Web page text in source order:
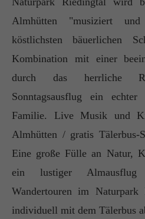
Almhütten "musiziert
köstlichsten bäuerlichen
Kombination mit einer
durch das herrliche
Sonntagsausflug ein
Familie. Live Musik und
Almhütten / gratis Tälerbus-
Eine große Fülle an Natur,
ein lustiger
Wandertouren im Naturpark
individuell mit dem Tälerbus